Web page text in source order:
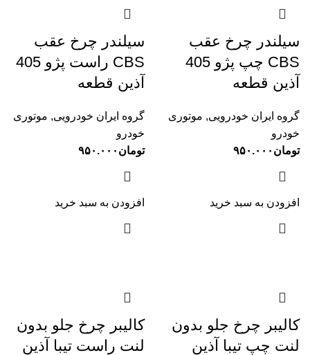
سیلندر چرخ عقب
CBS چپ پژو 405
آذین قطعه
گروه ایران خودرویی, موتوری
خودرو
تومان ۹۵۰.۰۰۰
افزودن به سبد خرید
سیلندر چرخ عقب
CBS راست پژو 405
آذین قطعه
گروه ایران خودرویی, موتوری
خودرو
تومان ۹۵۰.۰۰۰
افزودن به سبد خرید
کالیبر چرخ جلو بدون
لنت چپ تیبا آذین
کالیبر چرخ جلو بدون
لنت راست تیبا آذین